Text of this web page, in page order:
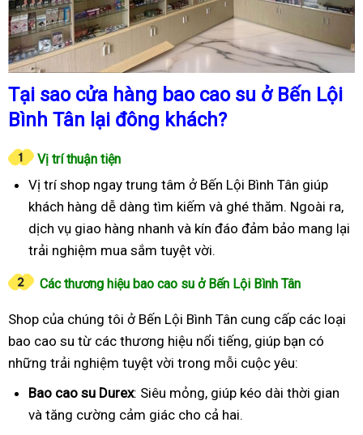
Tại sao cửa hàng bao cao su ở Bến Lội
Bình Tân lại đông khách?
Vị trí thuận tiện
Vị trí shop ngay trung tâm ở Bến Lội Bình Tân giúp
khách hàng dễ dàng tìm kiếm và ghé thăm. Ngoài ra,
dịch vụ giao hàng nhanh và kín đáo đảm bảo mang lại
trải nghiệm mua sắm tuyệt vời.
Các thương hiệu bao cao su ở Bến Lội Bình Tân
Shop của chúng tôi ở Bến Lội Bình Tân cung cấp các loại
bao cao su từ các thương hiệu nổi tiếng, giúp bạn có
những trải nghiệm tuyệt vời trong mỗi cuộc yêu:
Bao cao su Durex: Siêu mỏng, giúp kéo dài thời gian
và tăng cường cảm giác cho cả hai.